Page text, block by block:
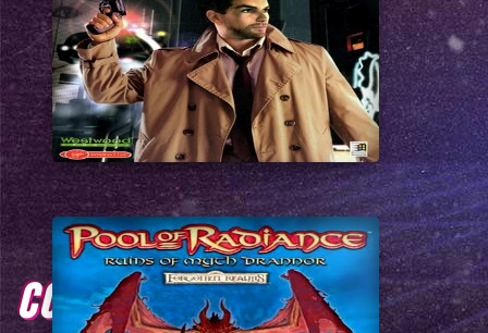
COMENTARIOS